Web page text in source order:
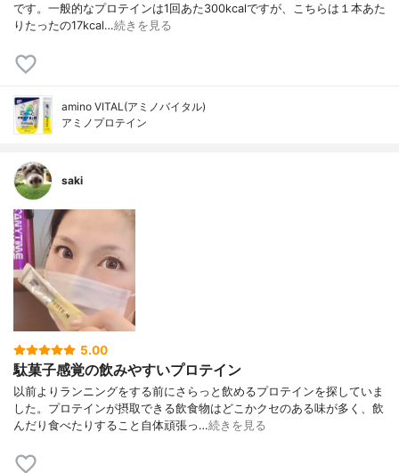
です。一般的なプロテインは1回あた300kcalですが、こちらは１本あた
りたったの17kcal…続きを見る
amino VITAL(アミノバイタル)
アミノプロテイン
saki
5.00
駄菓子感覚の飲みやすいプロテイン
以前よりランニングをする前にさらっと飲めるプロテインを探していま
した。プロテインが摂取できる飲食物はどこかクセのある味が多く、飲
んだり食べたりすること自体頑張っ…続きを見る